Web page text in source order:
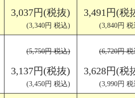
3,037円(税抜)
(3,340円 税込)
3,491円(税
(3,840円
(5,750円 税込)
3,137円(税抜)
(3,450円 税込)
(6,720円
3,628円(税
(3,990円